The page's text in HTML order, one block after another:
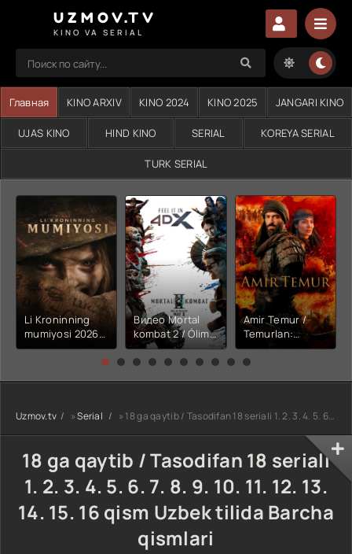
UZMOV.TV
KINO VA SERIAL
Главная KINO ARXIV KINO 2024 KINO 2025 JANGARI KINO
UJAS KINO HIND KINO SERIAL KOREYA SERIAL
TURK SERIAL
Li Kroninning
mumiyosi 2026
(uzbek tilida
kino) tarjima HD
Видео Mortal
kombat 2 / Ólim
jangi 2 (2026)
Uzbek tilida
Amir Temur /
Temurlan:
Fathchining
yuksalishi
tarjima kino Full
HD tas-ix
Uzmov.tv »Serial » 18 ga qaytib / Tasodifan 18 seriali 1. 2. 3. 4. 5. 6. 7. 8. 9. 10. 11. 12. 13. 14. 15. 16 qism Uzbek tilida Barcha qismlari
18 ga qaytib / Tasodifan 18 seriali
1. 2. 3. 4. 5. 6. 7. 8. 9. 10. 11. 12. 13.
14. 15. 16 qism Uzbek tilida Barcha
qismlari